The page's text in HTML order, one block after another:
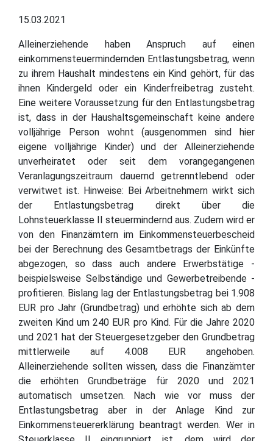
15.03.2021
Alleinerziehende haben Anspruch auf einen
einkommensteuermindernden Entlastungsbetrag, wenn
zu ihrem Haushalt mindestens ein Kind gehört, für das
ihnen Kindergeld oder ein Kinderfreibetrag zusteht.
Eine weitere Voraussetzung für den Entlastungsbetrag
ist, dass in der Haushaltsgemeinschaft keine andere
volljährige Person wohnt (ausgenommen sind hier
eigene volljährige Kinder) und der Alleinerziehende
unverheiratet oder seit dem vorangegangenen
Veranlagungszeitraum dauernd getrenntlebend oder
verwitwet ist. Hinweise: Bei Arbeitnehmern wirkt sich
der Entlastungsbetrag direkt über die
Lohnsteuerklasse II steuermindernd aus. Zudem wird er
von den Finanzämtern im Einkommensteuerbescheid
bei der Berechnung des Gesamtbetrags der Einkünfte
abgezogen, so dass auch andere Erwerbstätige -
beispielsweise Selbständige und Gewerbetreibende -
profitieren. Bislang lag der Entlastungsbetrag bei 1.908
EUR pro Jahr (Grundbetrag) und erhöhte sich ab dem
zweiten Kind um 240 EUR pro Kind. Für die Jahre 2020
und 2021 hat der Steuergesetzgeber den Grundbetrag
mittlerweile auf 4.008 EUR angehoben.
Alleinerziehende sollten wissen, dass die Finanzämter
die erhöhten Grundbeträge für 2020 und 2021
automatisch umsetzen. Nach wie vor muss der
Entlastungsbetrag aber in der Anlage Kind zur
Einkommensteuererklärung beantragt werden. Wer in